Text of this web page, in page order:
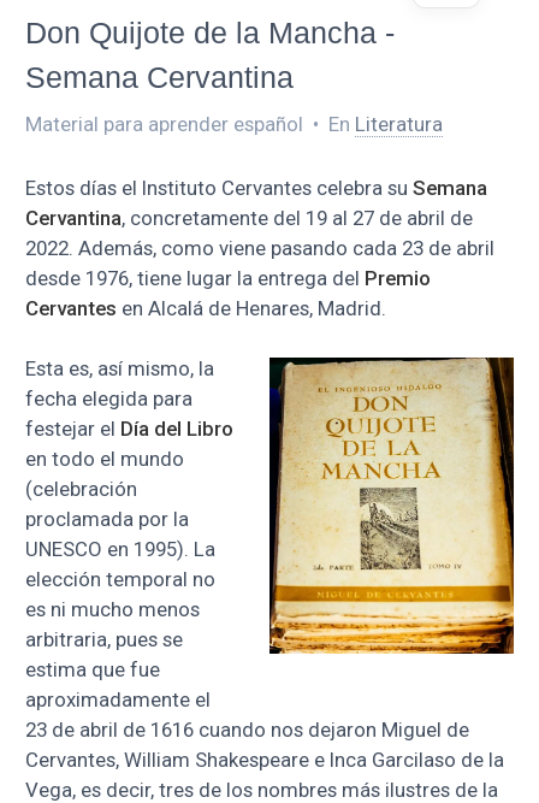
Don Quijote de la Mancha -
Semana Cervantina
Material para aprender español • En Literatura
Estos días el Instituto Cervantes celebra su Semana
Cervantina, concretamente del 19 al 27 de abril de
2022. Además, como viene pasando cada 23 de abril
desde 1976, tiene lugar la entrega del Premio
Cervantes en Alcalá de Henares, Madrid.
Esta es, así mismo, la
fecha elegida para
festejar el Día del Libro
en todo el mundo
(celebración
proclamada por la
UNESCO en 1995). La
elección temporal no
es ni mucho menos
arbitraria, pues se
estima que fue
aproximadamente el
23 de abril de 1616 cuando nos dejaron Miguel de
Cervantes, William Shakespeare e Inca Garcilaso de la
Vega, es decir, tres de los nombres más ilustres de la